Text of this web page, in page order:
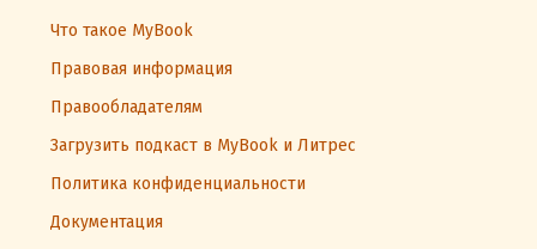
Что такое MyBook
Правовая информация
Правообладателям
Загрузить подкаст в MyBook и Литрес
Политика конфиденциальности
Документация